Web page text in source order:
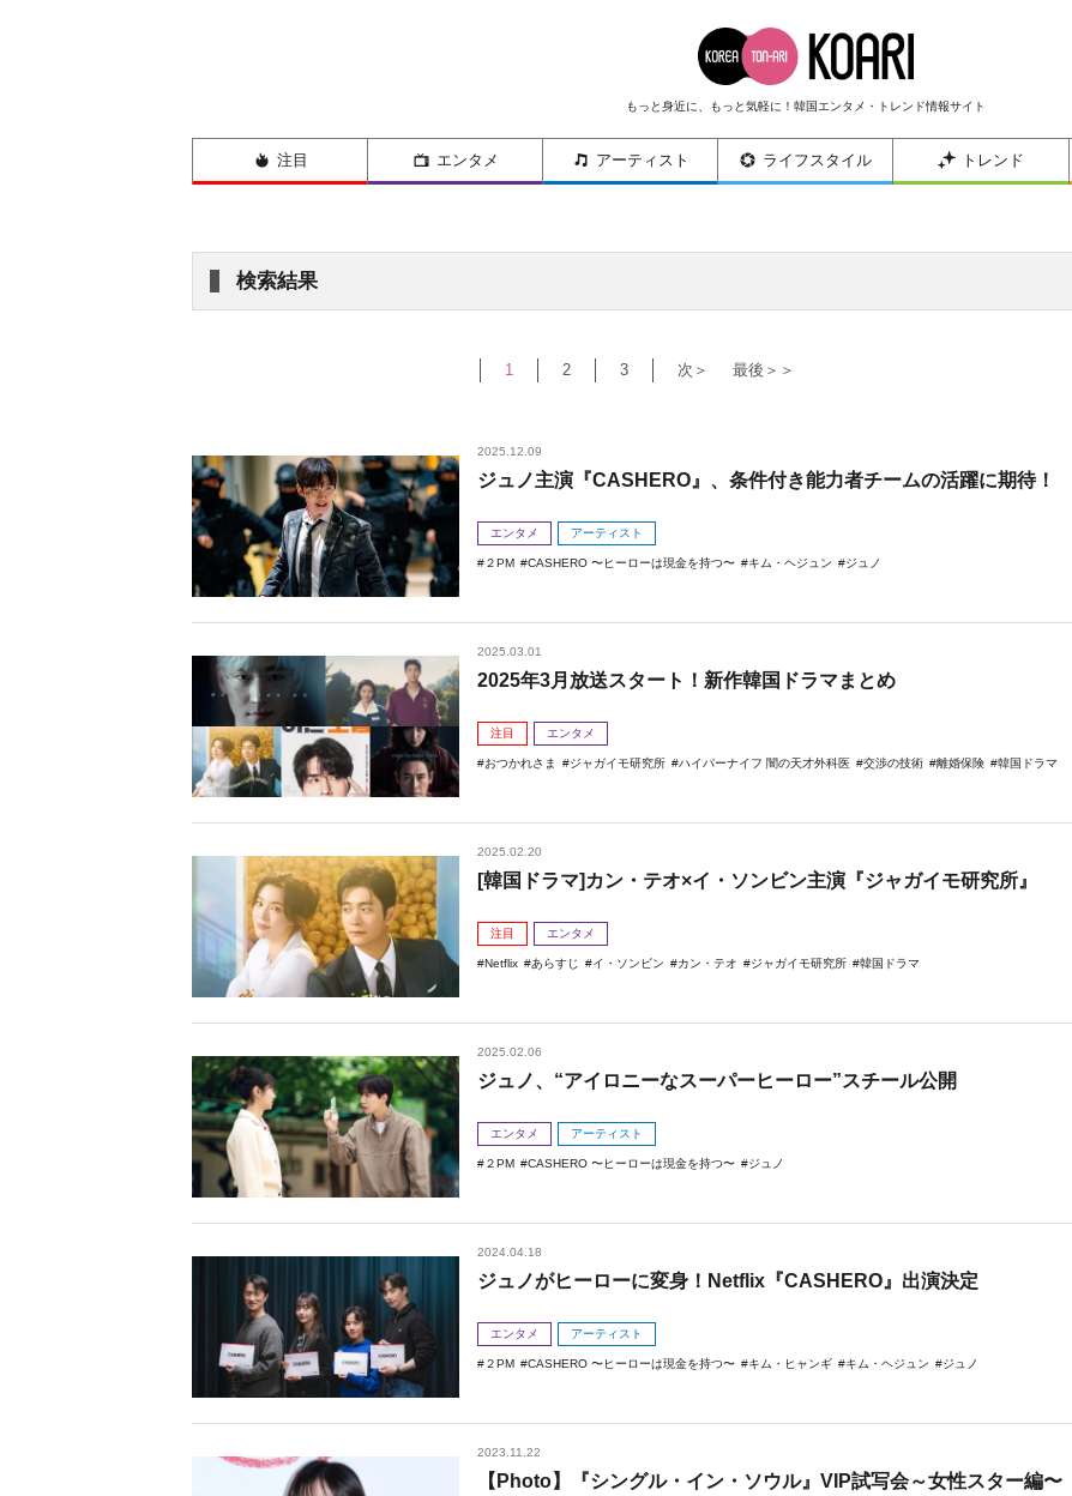
もっと身近に、もっと気軽に！韓国エンタメ・トレンド情報サイト
注目 エンタメ アーティスト ライフスタイル トレンド
検索結果
1 2 3 次＞ 最後＞＞
2025.12.09
ジュノ主演『CASHERO』、条件付き能力者チームの活躍に期待！
エンタメ アーティスト
２PM CASHERO 〜ヒーローは現金を持つ〜 キム・ヘジュン ジュノ
2025.03.01
2025年3月放送スタート！新作韓国ドラマまとめ
注目 エンタメ
おつかれさま ジャガイモ研究所 ハイパーナイフ 闇の天才外科医 交渉の技術 離婚保険 韓国ドラマ
2025.02.20
[韓国ドラマ]カン・テオ×イ・ソンビン主演『ジャガイモ研究所』
注目 エンタメ
Netflix あらすじ イ・ソンビン カン・テオ ジャガイモ研究所 韓国ドラマ
2025.02.06
ジュノ、“アイロニーなスーパーヒーロー”スチール公開
エンタメ アーティスト
２PM CASHERO 〜ヒーローは現金を持つ〜 ジュノ
2024.04.18
ジュノがヒーローに変身！Netflix『CASHERO』出演決定
エンタメ アーティスト
２PM CASHERO 〜ヒーローは現金を持つ〜 キム・ヒャンギ キム・ヘジュン ジュノ
2023.11.22
【Photo】『シングル・イン・ソウル』VIP試写会～女性スター編〜